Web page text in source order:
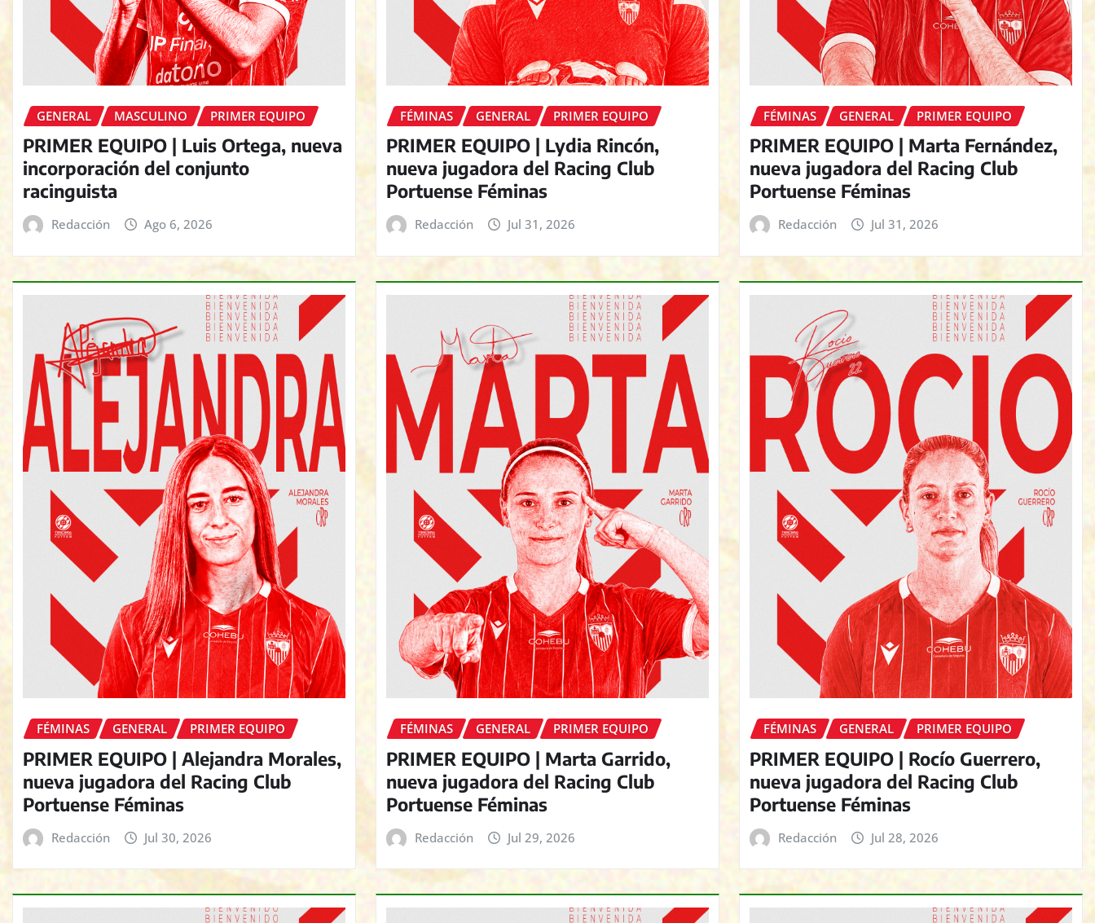
GENERAL MASCULINO PRIMER EQUIPO
PRIMER EQUIPO | Luis Ortega, nueva
incorporación del conjunto
racinguista
Redacción Ago 6, 2026
FÉMINAS GENERAL PRIMER EQUIPO
PRIMER EQUIPO | Lydia Rincón,
nueva jugadora del Racing Club
Portuense Féminas
Redacción Jul 31, 2026
FÉMINAS GENERAL PRIMER EQUIPO
PRIMER EQUIPO | Marta Fernández,
nueva jugadora del Racing Club
Portuense Féminas
Redacción Jul 31, 2026
FÉMINAS GENERAL PRIMER EQUIPO
PRIMER EQUIPO | Alejandra Morales,
nueva jugadora del Racing Club
Portuense Féminas
Redacción Jul 30, 2026
FÉMINAS GENERAL PRIMER EQUIPO
PRIMER EQUIPO | Marta Garrido,
nueva jugadora del Racing Club
Portuense Féminas
Redacción Jul 29, 2026
FÉMINAS GENERAL PRIMER EQUIPO
PRIMER EQUIPO | Rocío Guerrero,
nueva jugadora del Racing Club
Portuense Féminas
Redacción Jul 28, 2026